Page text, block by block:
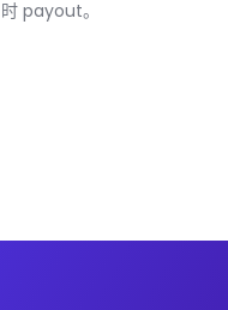
时 payout。